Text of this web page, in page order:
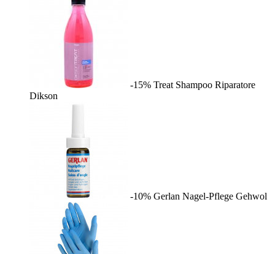
-15% Treat Shampoo Riparatore
Dikson
-10% Gerlan Nagel-Pflege Gehwol